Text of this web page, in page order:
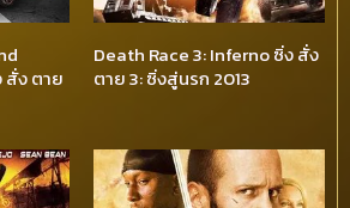
สั่ง ตาย
Death Race 3: Inferno ซิ่ง สั่ง
ตาย 3: ซิ่งสู่นรก 2013